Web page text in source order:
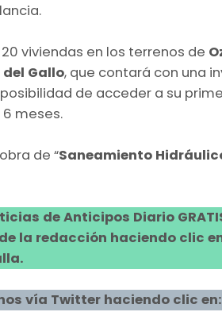
viviendas en los terrenos de
del Gallo, que contará con una
de acceder a su
meses.
de “Saneamiento
de Anticipos Diario
la redacción haciendo clic
vía Twitter haciendo clic en: